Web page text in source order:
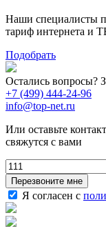
Наши специалисты
тариф интернета и
Подобрать
Остались вопросы?
+7 (499) 444-24-96
info@top-net.ru
Или оставьте
свяжутся с вами
Перезвоните мне
Я согласен с